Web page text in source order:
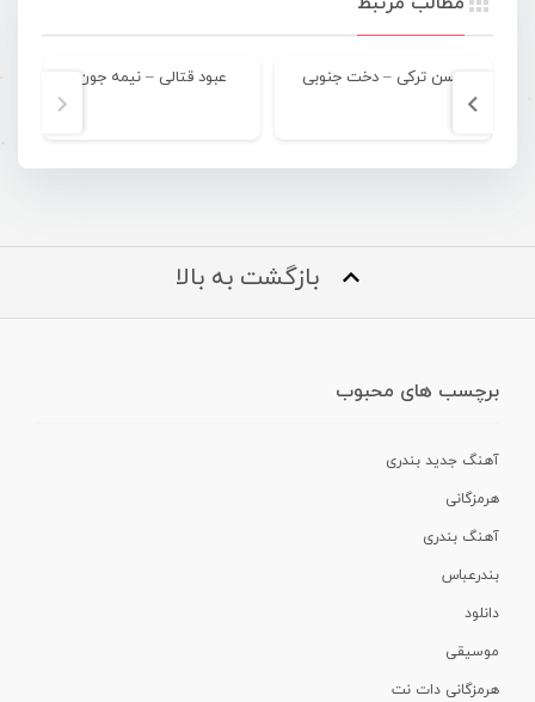
حسن ترکی – دخت جنوبی عبود قتالی – نیمه جون
بازگشت به بالا
برچسب های محبوب
آهنگ جدید بندری
هرمزگانی
آهنگ بندری
بندرعباس
دانلود
موسیقی
هرمزگانی دات نت